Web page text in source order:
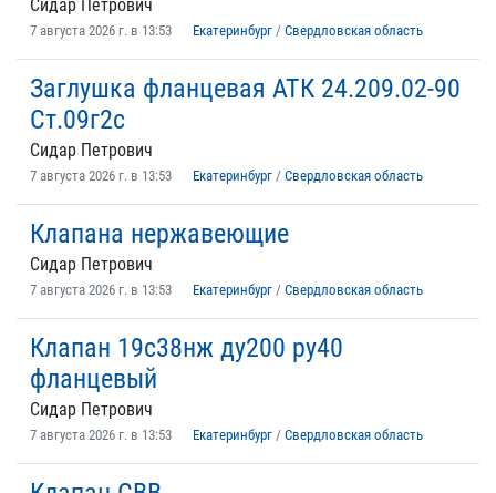
Сидар Петрович
7 августа 2026 г. в 13:53 Екатеринбург / Свердловская область
Заглушка фланцевая АТК 24.209.02-90
Ст.09г2с
Сидар Петрович
7 августа 2026 г. в 13:53 Екатеринбург / Свердловская область
Клапана нержавеющие
Сидар Петрович
7 августа 2026 г. в 13:53 Екатеринбург / Свердловская область
Клапан 19с38нж ду200 ру40
фланцевый
Сидар Петрович
7 августа 2026 г. в 13:53 Екатеринбург / Свердловская область